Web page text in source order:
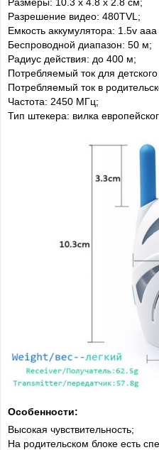
Разрешение видео: 480TVL;
Емкость аккумулятора: 1.5v
Беспроводной диапазон: 50 м;
Радиус действия: до 400 м;
Потребляемый ток для
Потребляемый ток в
Частота: 2450 МГц;
Тип штекера: вилка
Особенности:
Высокая чувствительность;
На родительском блоке есть